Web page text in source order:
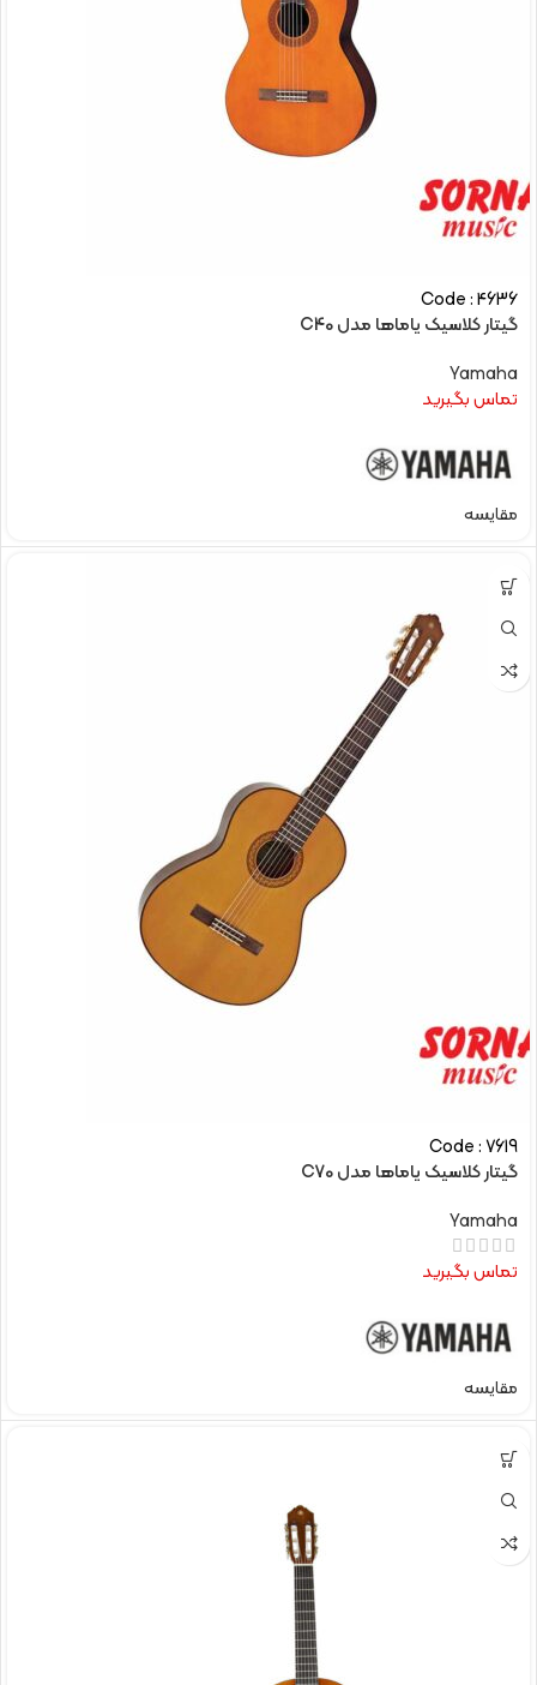
Code : 4636
گیتار کلاسیک یاماها مدل C40
Yamaha
تماس بگیرید
مقایسه
Code : 7619
گیتار کلاسیک یاماها مدل C70
Yamaha
تماس بگیرید
مقایسه